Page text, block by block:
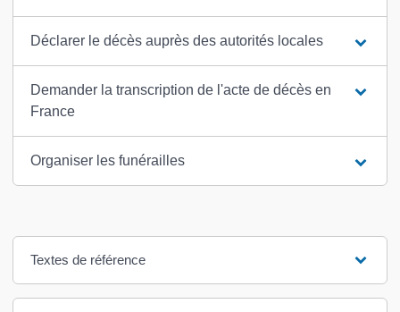
Déclarer le décès auprès des autorités locales
Demander la transcription de l'acte de décès en
France
Organiser les funérailles
Textes de référence